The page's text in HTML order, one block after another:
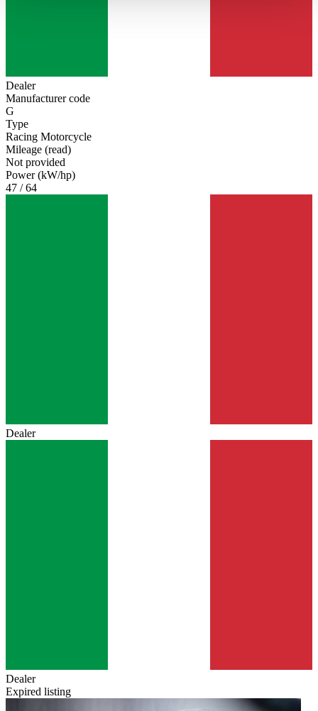
Dealer
Manufacturer code
G
Type
Racing Motorcycle
Mileage (read)
Not provided
Power (kW/hp)
47 / 64
Dealer
Dealer
Expired listing